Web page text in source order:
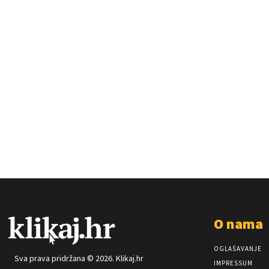
Sva prava pridržana © 2026. Klikaj.hr
O nama
OGLAŠAVANJE
IMPRESSUM